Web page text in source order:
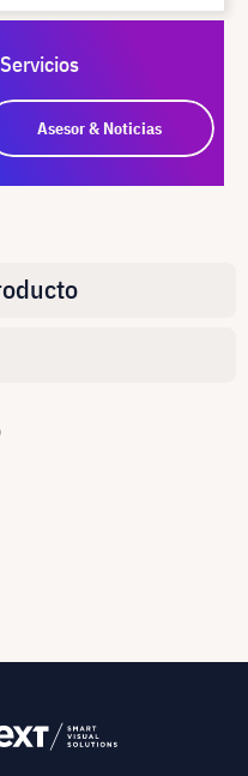
Asesor & Noticias